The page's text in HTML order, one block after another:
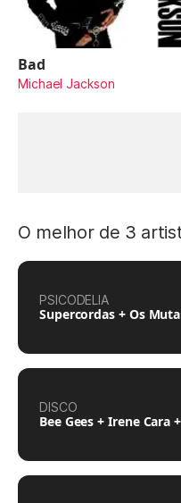
Bad
Michael Jackson
O melhor de 3
PSICODELIA
Supercordas + Os
DISCO
Bee Gees + Irene Cara